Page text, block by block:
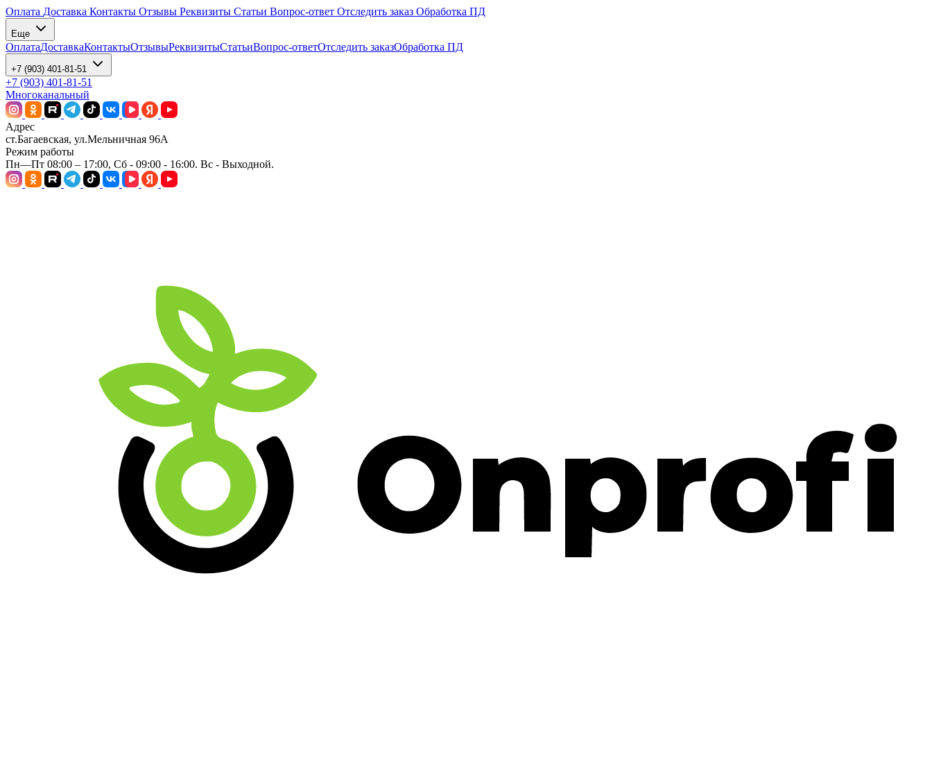
Оплата Доставка Контакты Отзывы Реквизиты Статьи Вопрос-ответ Отследить заказ Обработка ПД
Еще
ОплатаДоставкаКонтактыОтзывыРеквизитыСтатьиВопрос-ответОтследить заказОбработка ПД
+7 (903) 401-81-51
+7 (903) 401-81-51
Многоканальный
Адрес
ст.Багаевская, ул.Мельничная 96А
Режим работы
Пн—Пт 08:00 – 17:00, Сб - 09:00 - 16:00. Вс - Выходной.